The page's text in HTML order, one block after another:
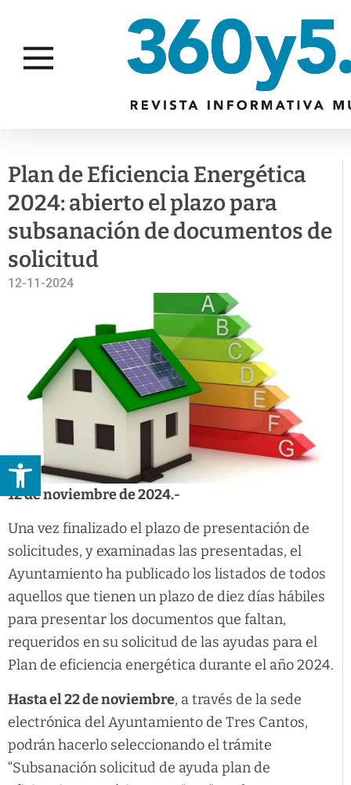
Abrir barra de herramientas
Plan de Eficiencia Energética
2024: abierto el plazo para
subsanación de documentos de
solicitud
12-11-2024
12 de noviembre de 2024.-
Una vez finalizado el plazo de presentación de
solicitudes, y examinadas las presentadas, el
Ayuntamiento ha publicado los listados de todos
aquellos que tienen un plazo de diez días hábiles
para presentar los documentos que faltan,
requeridos en su solicitud de las ayudas para el
Plan de eficiencia energética durante el año 2024.
Hasta el 22 de noviembre, a través de la sede
electrónica del Ayuntamiento de Tres Cantos,
podrán hacerlo seleccionando el trámite
“Subsanación solicitud de ayuda plan de